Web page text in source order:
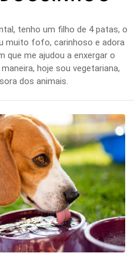
tenho um filho de 4 patas, o
muito fofo, carinhoso e adora
que me ajudou a enxergar o
hoje sou vegetariana,
dos animais.